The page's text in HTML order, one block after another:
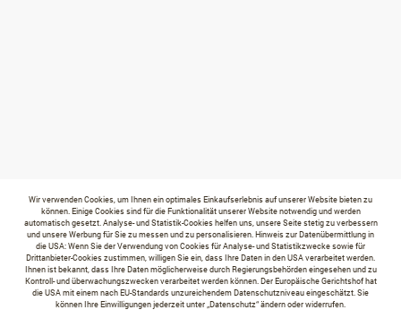
Wir verwenden Cookies, um Ihnen ein optimales Einkaufserlebnis auf unserer Website bieten zu
können. Einige Cookies sind für die Funktionalität unserer Website notwendig und werden
automatisch gesetzt. Analyse- und Statistik-Cookies helfen uns, unsere Seite stetig zu verbessern
und unsere Werbung für Sie zu messen und zu personalisieren. Hinweis zur Datenübermittlung in
die USA: Wenn Sie der Verwendung von Cookies für Analyse- und Statistikzwecke sowie für
Drittanbieter-Cookies zustimmen, willigen Sie ein, dass Ihre Daten in den USA verarbeitet werden.
Ihnen ist bekannt, dass Ihre Daten möglicherweise durch Regierungsbehörden eingesehen und zu
Kontroll- und überwachungszwecken verarbeitet werden können. Der Europäische Gerichtshof hat
die USA mit einem nach EU-Standards unzureichendem Datenschutzniveau eingeschätzt. Sie
können Ihre Einwilligungen jederzeit unter „Datenschutz“ ändern oder widerrufen.